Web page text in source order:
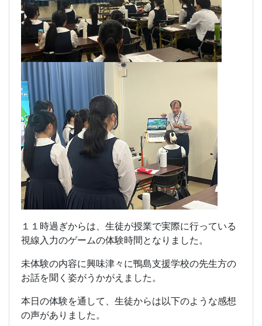
１１時過ぎからは、生徒が授業で実際に行っている
視線入力のゲームの体験時間となりました。
未体験の内容に興味津々に鴨島支援学校の先生方の
お話を聞く姿がうかがえました。
本日の体験を通して、生徒からは以下のような感想
の声がありました。